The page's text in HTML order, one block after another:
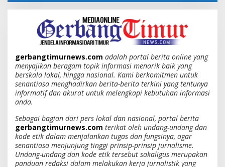
gerbangtimurnews.com adalah portal berita online yang
menyajikan beragam topik informasi menarik baik yang
berskala lokal, hingga nasional. Kami berkomitmen untuk
senantiasa menghadirkan berita-berita terkini yang tentunya
informatif dan akurat untuk melengkapi kebutuhan informasi
anda.
Sebagai bagian dari pers lokal dan nasional, portal berita
gerbangtimurnews.com terikat oleh undang-undang dan
kode etik dalam menjalankan tugas dan fungsinya, agar
senantiasa menjunjung tinggi prinsip-prinsip jurnalisme.
Undang-undang dan kode etik tersebut sakaligus merupakan
panduan redaksi dalam melakukan kerja jurnalistik yang